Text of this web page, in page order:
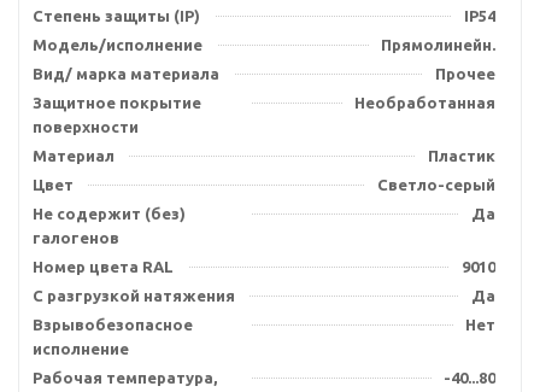
Степень защиты (IP)
IP54
Модель/исполнение
Прямолинейн.
Вид/ марка материала
Прочее
Защитное покрытие
поверхности
Необработанная
Материал
Пластик
Цвет
Светло-серый
Не содержит (без)
галогенов
Да
Номер цвета RAL
9010
С разгрузкой натяжения
Да
Взрывобезопасное
исполнение
Нет
Рабочая температура,
-40...80